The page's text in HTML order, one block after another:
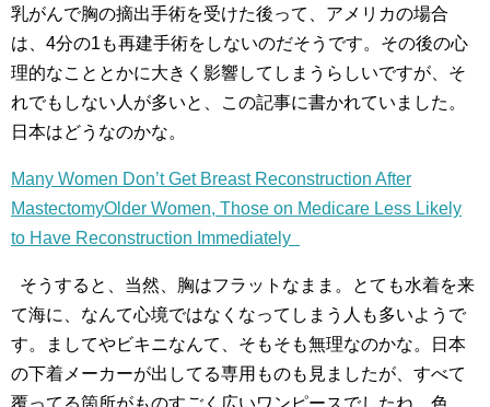
乳がんで胸の摘出手術を受けた後って、アメリカの場合
は、4分の1も再建手術をしないのだそうです。その後の心
理的なこととかに大きく影響してしまうらしいですが、そ
れでもしない人が多いと、この記事に書かれていました。
日本はどうなのかな。
Many Women Don’t Get Breast Reconstruction After
MastectomyOlder Women, Those on Medicare Less Likely
to Have Reconstruction Immediately
そうすると、当然、胸はフラットなまま。とても水着を来
て海に、なんて心境ではなくなってしまう人も多いようで
す。ましてやビキニなんて、そもそも無理なのかな。日本
の下着メーカーが出してる専用ものも見ましたが、すべて
覆ってる箇所がものすごく広いワンピースでしたね。色